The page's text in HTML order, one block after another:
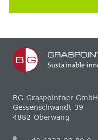
BG-Graspointner GmbH
Gessenschwandt 39
4882 Oberwang